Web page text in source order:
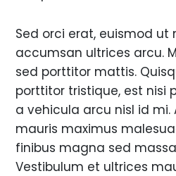
Sed orci erat, euismod ut
accumsan ultrices arcu.
sed porttitor mattis.
porttitor tristique, est nisi
a vehicula arcu nisl id
mauris maximus
finibus magna sed
Vestibulum et ultrices